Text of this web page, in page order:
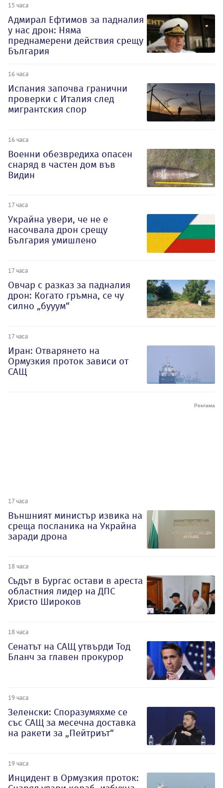
15 часа
Адмирал Ефтимов за падналия
у нас дрон: Няма
преднамерени действия срещу
България
16 часа
Испания започва гранични
проверки с Италия след
мигрантския спор
16 часа
Военни обезвредиха опасен
снаряд в частен дом във
Видин
17 часа
Украйна увери, че не е
насочвала дрон срещу
България умишлено
17 часа
Овчар с разказ за падналия
дрон: Когато гръмна, се чу
силно „бууум“
17 часа
Иран: Отварянето на
Ормузкия проток зависи от
САЩ
17 часа
Външният министър извика на
среща посланика на Украйна
заради дрона
18 часа
Съдът в Бургас остави в ареста
областния лидер на ДПС
Христо Широков
18 часа
Сенатът на САЩ утвърди Тод
Бланч за главен прокурор
19 часа
Зеленски: Споразумяхме се
със САЩ за месечна доставка
на ракети за „Пейтриът“
19 часа
Инцидент в Ормузкия проток: